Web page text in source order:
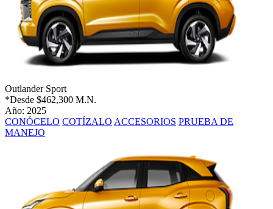
Outlander Sport
*Desde $462,300 M.N.
Año: 2025
CONÓCELO COTÍZALO ACCESORIOS PRUEBA DE
MANEJO